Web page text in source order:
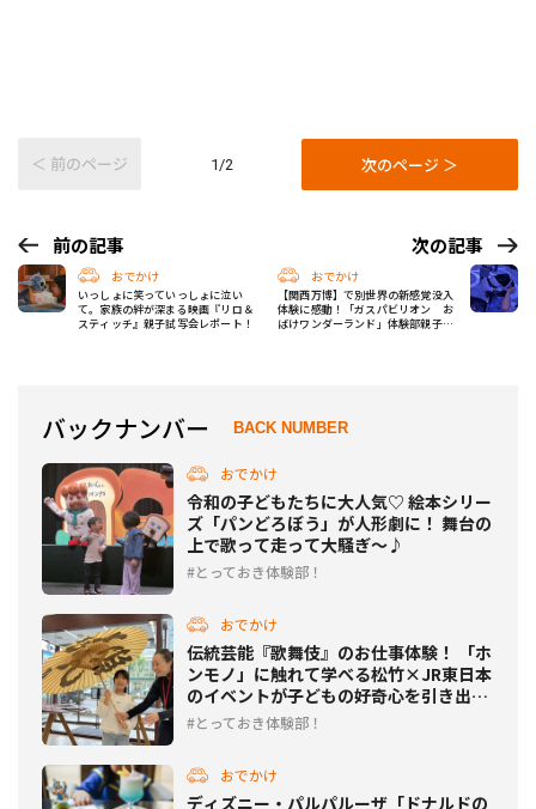
＜ 前のページ 1/2 次のページ ＞
前の記事
おでかけ
いっしょに笑っていっしょに泣い
て。家族の絆が深まる映画『リロ＆
スティッチ』親子試写会レポート！
次の記事
おでかけ
【関西万博】で別世界の新感覚没入
体験に感動！「ガスパビリオン お
ばけワンダーランド」体験部親子レ
バックナンバー BACK NUMBER
おでかけ
令和の子どもたちに大人気♡ 絵本シリー
ズ「パンどろぼう」が人形劇に！ 舞台の
上で歌って走って大騒ぎ～♪
とっておき体験部！
おでかけ
伝統芸能『歌舞伎』のお仕事体験！ 「ホ
ンモノ」に触れて学べる松竹×JR東日本
のイベントが子どもの好奇心を引き出し
まくり！
とっておき体験部！
おでかけ
ディズニー・パルパルーザ「ドナルドの